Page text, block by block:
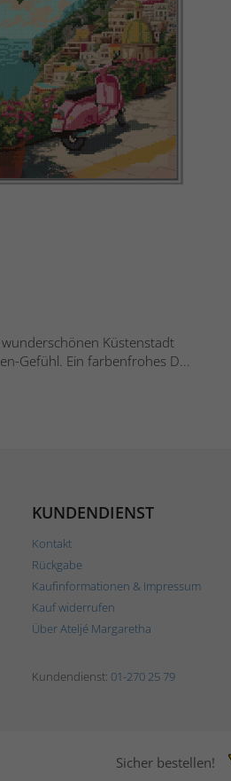
wunderschönen Küstenstadt
Gefühl. Ein farbenfrohes D...
KUNDENDIENST
Kontakt
Rückgabe
Kaufinformationen & Impressum
Kauf widerrufen
Über Ateljé Margaretha
Kundendienst: 01-270 25 79
Sicher bestellen!